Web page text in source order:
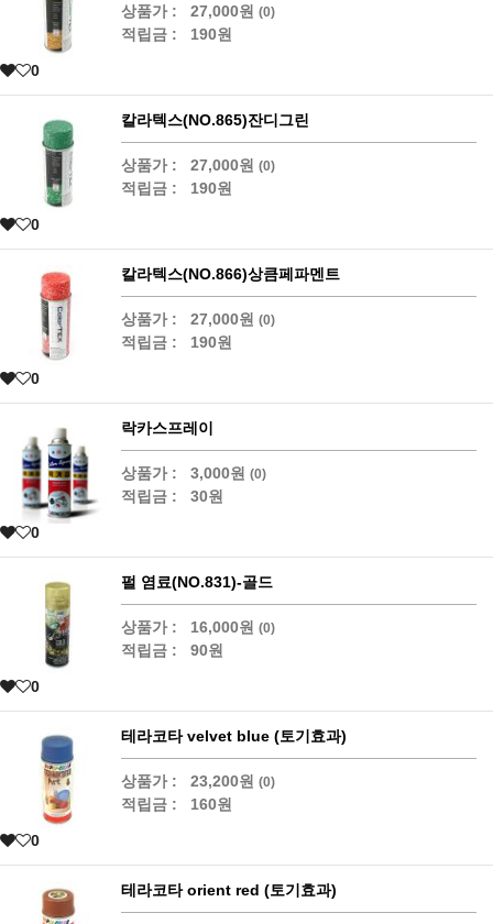
상품가 : 27,000원 (0)
적립금 : 190원
0
칼라텍스(NO.865)잔디그린
상품가 : 27,000원 (0)
적립금 : 190원
0
칼라텍스(NO.866)상큼페파멘트
상품가 : 27,000원 (0)
적립금 : 190원
0
락카스프레이
상품가 : 3,000원 (0)
적립금 : 30원
0
펄 염료(NO.831)-골드
상품가 : 16,000원 (0)
적립금 : 90원
0
테라코타 velvet blue (토기효과)
상품가 : 23,200원 (0)
적립금 : 160원
0
테라코타 orient red (토기효과)